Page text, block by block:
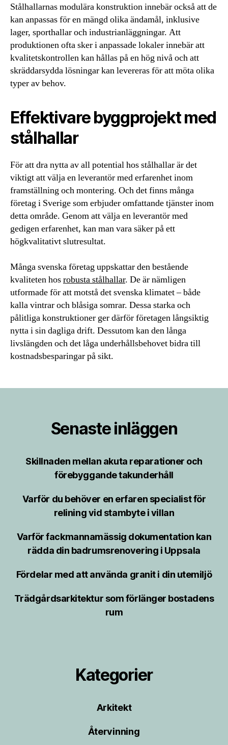
Stålhallarnas modulära konstruktion innebär också att de
kan anpassas för en mängd olika ändamål, inklusive
lager, sporthallar och industrianläggningar. Att
produktionen ofta sker i anpassade lokaler innebär att
kvalitetskontrollen kan hållas på en hög nivå och att
skräddarsydda lösningar kan levereras för att möta olika
typer av behov.
Effektivare byggprojekt med
stålhallar
För att dra nytta av all potential hos stålhallar är det
viktigt att välja en leverantör med erfarenhet inom
framställning och montering. Och det finns många
företag i Sverige som erbjuder omfattande tjänster inom
detta område. Genom att välja en leverantör med
gedigen erfarenhet, kan man vara säker på ett
högkvalitativt slutresultat.
Många svenska företag uppskattar den bestående
kvaliteten hosrobusta stålhallar. De är nämligen
utformade för att motstå det svenska klimatet – både
kalla vintrar och blåsiga somrar. Dessa starka och
pålitliga konstruktioner ger därför företagen långsiktig
nytta i sin dagliga drift. Dessutom kan den långa
livslängden och det låga underhållsbehovet bidra till
kostnadsbesparingar på sikt.
Senaste inläggen
Skillnaden mellan akuta reparationer och
förebyggande takunderhåll
Varför du behöver en erfaren specialist för
relining vid stambyte i villan
Varför fackmannamässig dokumentation kan
rädda din badrumsrenovering i Uppsala
Fördelar med att använda granit i din utemiljö
Trädgårdsarkitektur som förlänger bostadens
rum
Kategorier
Arkitekt
Återvinning